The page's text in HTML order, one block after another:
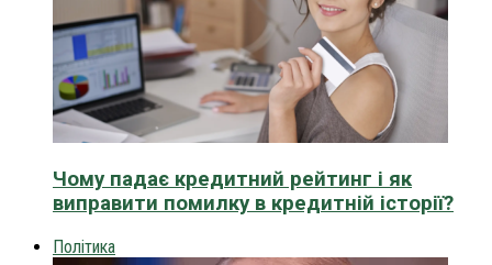
Чому падає кредитний рейтинг і як
виправити помилку в кредитній історії?
Політика